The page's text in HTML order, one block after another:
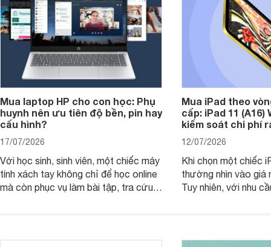
Mua laptop HP cho con học: Phụ
huynh nên ưu tiên độ bền, pin hay
cấu hình?
17/07/2026
Với học sinh, sinh viên, một chiếc máy
tính xách tay không chỉ để học online
mà còn phục vụ làm bài tập, tra cứu,
thay vì chỉ so sánh cấu hình trên giấy.
Mua iPad theo
cấp: iPad 11 (A16)
kiểm soát chi phí
12/07/2026
Khi chọn một chiếc
thường nhìn vào
Tuy nhiên, với nhu
không, dùng được